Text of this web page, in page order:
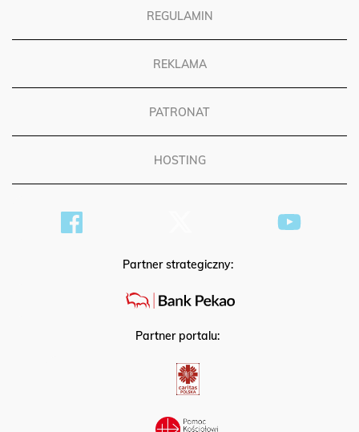
REGULAMIN
REKLAMA
PATRONAT
HOSTING
Partner strategiczny:
Partner portalu: